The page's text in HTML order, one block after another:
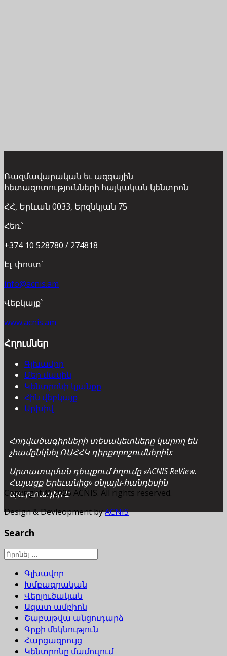
Ռազմավարական եւ ազգային
հետազոտությունների հայկական կենտրոն
ՀՀ, Երևան 0033, Երզնկյան 75
Հեռ.՝
+374 10 528780 / 274818
Էլ. փոստ՝
info@acnis.am
Վեբկայք՝
www.acnis.am
Հղումներ
Գլխավոր
Մեր մասին
Կենտրոնի կյանքը
Հին վեբկայք
Արխիվ
Հոդվածագիրների տեսակետները կարող են
չհամընկնել ՌԱՀՀԿ դիրքորոշումներին:
Արտատպման դեպքում հղումը «ACNIS ReView.
Հայացք Երեւանից» օնլայն-հանդեսին
պարտադիր է:
Copyright © 2026 ACNIS. All rights reserved.
Design & Devleopment byACNIS
Search
Գլխավոր
Խմբագրական
Վերլուծական
Ազատ ամբիոն
Շաբաթվա անցուդարձ
Գրքի մեկնություն
Հարցազրույց
Կենտրոնը մամուլում